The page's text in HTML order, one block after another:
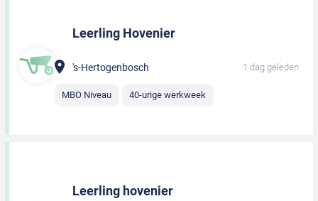
Leerling Hovenier
's-Hertogenbosch 1 dag geleden
MBO Niveau 40-urige werkweek
Leerling hovenier